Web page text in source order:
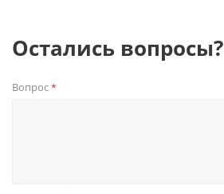
Остались вопросы?
Вопрос*